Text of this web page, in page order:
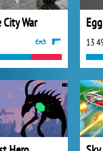
War
13